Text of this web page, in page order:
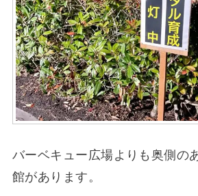
バーベキュー広場よりも奥側の
館があります。